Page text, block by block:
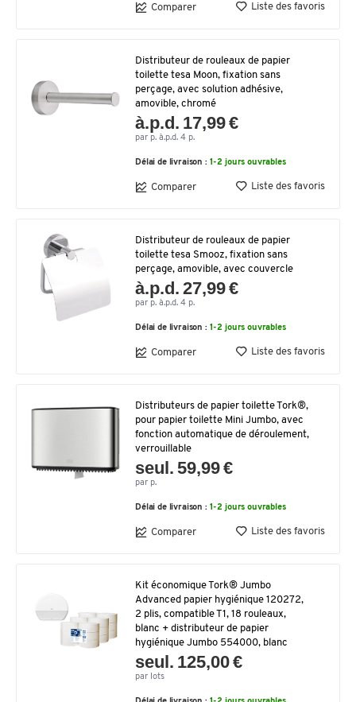
Comparer Liste des favoris
Distributeur de rouleaux de papier
toilette tesa Moon, fixation sans
perçage, avec solution adhésive,
amovible, chromé
à.p.d. 17,99 €
par p. à.p.d. 4 p.
Délai de livraison : 1-2 jours ouvrables
Comparer Liste des favoris
Distributeur de rouleaux de papier
toilette tesa Smooz, fixation sans
perçage, amovible, avec couvercle
à.p.d. 27,99 €
par p. à.p.d. 4 p.
Délai de livraison : 1-2 jours ouvrables
Comparer Liste des favoris
Distributeurs de papier toilette Tork®,
pour papier toilette Mini Jumbo, avec
fonction automatique de déroulement,
verrouillable
seul. 59,99 €
par p.
Délai de livraison : 1-2 jours ouvrables
Comparer Liste des favoris
Kit économique Tork® Jumbo
Advanced papier hygiénique 120272,
2 plis, compatible T1, 18 rouleaux,
blanc + distributeur de papier
hygiénique Jumbo 554000, blanc
seul. 125,00 €
par lots